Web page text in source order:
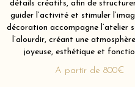
détails créatifs, afin de structurer
guider l’activité et stimuler
décoration accompagne l’atelier
l’alourdir, créant une
joyeuse, esthétique et
A partir de 800€